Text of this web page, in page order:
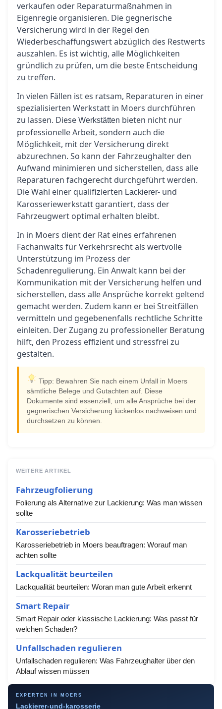
verkaufen oder Reparaturmaßnahmen in
Eigenregie organisieren. Die gegnerische
Versicherung wird in der Regel den
Wiederbeschaffungswert abzüglich des Restwerts
auszahlen. Es ist wichtig, alle Möglichkeiten
gründlich zu prüfen, um die beste Entscheidung
zu treffen.
In vielen Fällen ist es ratsam, Reparaturen in einer
spezialisierten Werkstatt in Moers durchführen
zu lassen. Diese Werkstätten bieten nicht nur
professionelle Arbeit, sondern auch die
Möglichkeit, mit der Versicherung direkt
abzurechnen. So kann der Fahrzeughalter den
Aufwand minimieren und sicherstellen, dass alle
Reparaturen fachgerecht durchgeführt werden.
Die Wahl einer qualifizierten Lackierer- und
Karosseriewerkstatt garantiert, dass der
Fahrzeugwert optimal erhalten bleibt.
In in Moers dient der Rat eines erfahrenen
Fachanwalts für Verkehrsrecht als wertvolle
Unterstützung im Prozess der
Schadenregulierung. Ein Anwalt kann bei der
Kommunikation mit der Versicherung helfen und
sicherstellen, dass alle Ansprüche korrekt geltend
gemacht werden. Zudem kann er bei Streitfällen
vermitteln und gegebenenfalls rechtliche Schritte
einleiten. Der Zugang zu professioneller Beratung
hilft, den Prozess effizient und stressfrei zu
gestalten.
Tipp: Bewahren Sie nach einem Unfall in Moers
sämtliche Belege und Gutachten auf. Diese
Dokumente sind essenziell, um alle Ansprüche bei der
gegnerischen Versicherung lückenlos nachweisen und
durchsetzen zu können.
WEITERE ARTIKEL
Fahrzeugfolierung
Folierung als Alternative zur Lackierung: Was man wissen
sollte
Karosseriebetrieb
Karosseriebetrieb in Moers beauftragen: Worauf man
achten sollte
Lackqualität beurteilen
Lackqualität beurteilen: Woran man gute Arbeit erkennt
Smart Repair
Smart Repair oder klassische Lackierung: Was passt für
welchen Schaden?
Unfallschaden regulieren
Unfallschaden regulieren: Was Fahrzeughalter über den
Ablauf wissen müssen
EXPERTEN IN MOERS
Lackierer-und-karosserie